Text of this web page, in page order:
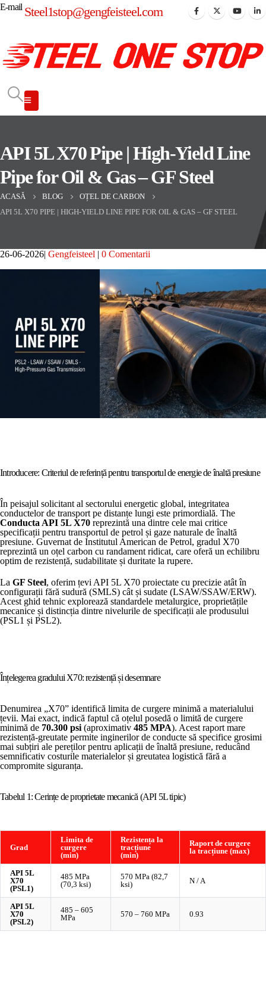
E-mail Steel1stop@gengfeisteel.com
API 5L X70 Pipe | High-Yield Line
Pipe for Oil & Gas – GF Steel
ACASĂ BLOG
OȚEL DE CARBON
API 5L X70 PIPE | HIGH-YIELD LINE PIPE FOR OIL & GAS – GF STEEL
26-06-2026 Gengfeisteel 0 Comentarii
Introducere: Criteriul de referință pentru transportul de energie de înaltă presiune
În peisajul solicitant al sectorului energetic global, integritatea
conductelor de transport pe distanțe lungi este primordială. The
Conducta API 5L X70 reprezintă una dintre cele mai critice
specificații pentru transportul de petrol și gaze naturale de înaltă
presiune. Guvernat de Institutul American de Petrol, gradul X70
reprezintă un oțel carbon cu randament ridicat, care oferă un echilibru
optim de rezistență, sudabilitate și duritate la rupere.
La GF Steel, oferim țevi API 5L X70 proiectate cu precizie atât în ​​
configurații fără sudură (SMLS) cât și sudate (LSAW/SSAW/ERW).
Acest ghid tehnic explorează standardele metalurgice, proprietățile
mecanice și distincția dintre nivelurile de specificații ale produsului
(PSL1 și PSL2).
Înțelegerea gradului X70: rezistență și desemnare
Denumirea „X70” identifică limita de curgere minimă a materialului
țevii. Mai exact, indică faptul că oțelul posedă o limită de curgere
minimă de 70.300 psi (aproximativ 485 MPA). Acest raport mare
rezistență-greutate permite inginerilor de conducte să specifice grosimi
mai subțiri ale pereților pentru aplicații de înaltă presiune, reducând
semnificativ costurile materialelor și greutatea logistică fără a
compromite siguranța.
Tabelul 1: Cerințe de proprietate mecanică (API 5L tipic)
Grad
Limita de
curgere
(min)
Rezistența la
tracțiune
(min)
Raport de curgere
la tracțiune (max)
API 5L
X70
(PSL1)
485 MPa
(70,3 ksi)
570 MPa (82,7
ksi)
N / A
API 5L
X70
(PSL2)
485 – 605
MPa
570 – 760 MPa 0.93